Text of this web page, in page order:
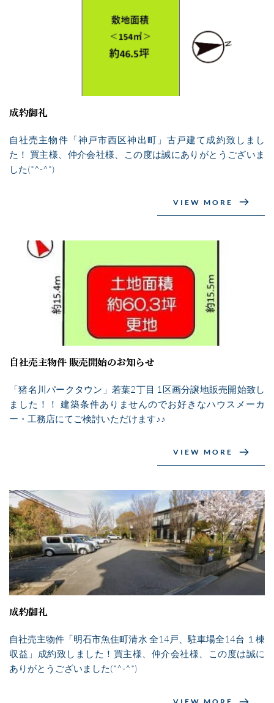
成約御礼
自社売主物件「神戸市西区神出町」古戸建て成約致しまし
た！ 買主様、仲介会社様、この度は誠にありがとうございま
した(*^-^*)
VIEW MORE
自社売主物件 販売開始のお知らせ
「猪名川パークタウン」若葉2丁目 1区画分譲地販売開始致し
ました！！ 建築条件ありませんのでお好きなハウスメーカ
ー・工務店にてご検討いただけます♪♪
VIEW MORE
成約御礼
自社売主物件「明石市魚住町清水 全14戸、駐車場全14台 １棟
収益」成約致しました！買主様、仲介会社様、この度は誠に
ありがとうございました(*^-^*)